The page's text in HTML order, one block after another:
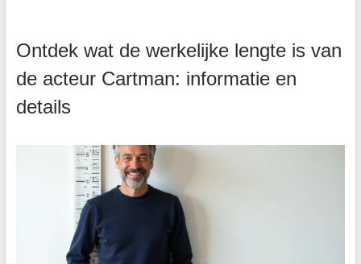
Ontdek wat de werkelijke lengte is van
de acteur Cartman: informatie en
details